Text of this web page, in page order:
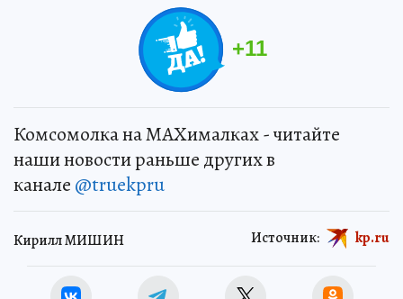
+11
Комсомолка на MAXималках - читайте
наши новости раньше других в
канале @truekpru
Кирилл МИШИН Источник: kp.ru